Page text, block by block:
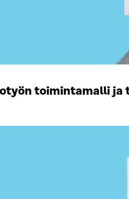
toimintamalli ja